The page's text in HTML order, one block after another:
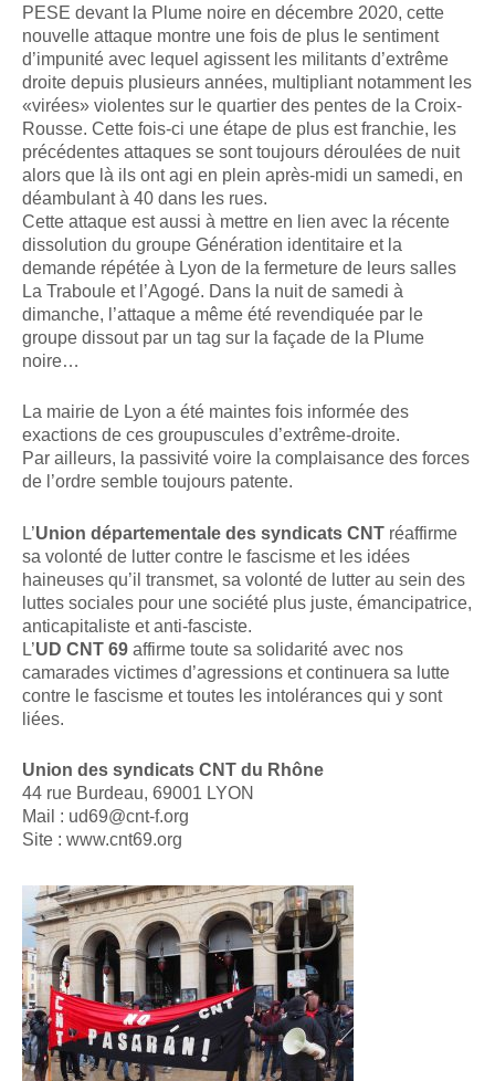
PESE devant la Plume noire en décembre 2020, cette
nouvelle attaque montre une fois de plus le sentiment
d’impunité avec lequel agissent les militants d’extrême
droite depuis plusieurs années, multipliant notamment les
«virées» violentes sur le quartier des pentes de la Croix-
Rousse. Cette fois-ci une étape de plus est franchie, les
précédentes attaques se sont toujours déroulées de nuit
alors que là ils ont agi en plein après-midi un samedi, en
déambulant à 40 dans les rues.
Cette attaque est aussi à mettre en lien avec la récente
dissolution du groupe Génération identitaire et la
demande répétée à Lyon de la fermeture de leurs salles
La Traboule et l’Agogé. Dans la nuit de samedi à
dimanche, l’attaque a même été revendiquée par le
groupe dissout par un tag sur la façade de la Plume
noire…
La mairie de Lyon a été maintes fois informée des
exactions de ces groupuscules d’extrême-droite.
Par ailleurs, la passivité voire la complaisance des forces
de l’ordre semble toujours patente.
L’Union départementale des syndicats CNT réaffirme
sa volonté de lutter contre le fascisme et les idées
haineuses qu’il transmet, sa volonté de lutter au sein des
luttes sociales pour une société plus juste, émancipatrice,
anticapitaliste et anti-fasciste.
L’UD CNT 69 affirme toute sa solidarité avec nos
camarades victimes d’agressions et continuera sa lutte
contre le fascisme et toutes les intolérances qui y sont
liées.
Union des syndicats CNT du Rhône
44 rue Burdeau, 69001 LYON
Mail : ud69@cnt-f.org
Site : www.cnt69.org